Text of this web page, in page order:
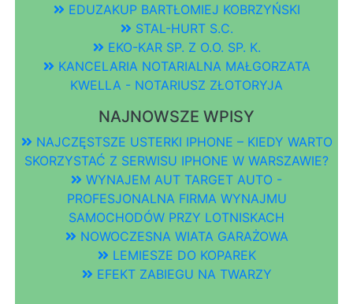
EDUZAKUP BARTŁOMIEJ KOBRZYŃSKI
STAL-HURT S.C.
EKO-KAR SP. Z O.O. SP. K.
KANCELARIA NOTARIALNA MAŁGORZATA
KWELLA - NOTARIUSZ ZŁOTORYJA
NAJNOWSZE WPISY
NAJCZĘSTSZE USTERKI IPHONE – KIEDY WARTO
SKORZYSTAĆ Z SERWISU IPHONE W WARSZAWIE?
WYNAJEM AUT TARGET AUTO -
PROFESJONALNA FIRMA WYNAJMU
SAMOCHODÓW PRZY LOTNISKACH
NOWOCZESNA WIATA GARAŻOWA
LEMIESZE DO KOPAREK
EFEKT ZABIEGU NA TWARZY